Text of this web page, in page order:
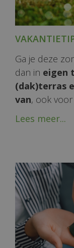
Ga je deze
dan in eigen
(dak)terras
van, ook
Lees meer...